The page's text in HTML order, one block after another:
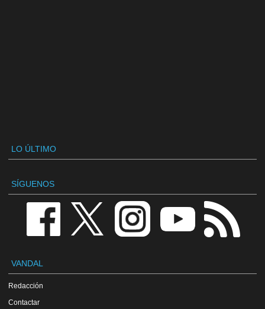
LO ÚLTIMO
SÍGUENOS
VANDAL
Redacción
Contactar